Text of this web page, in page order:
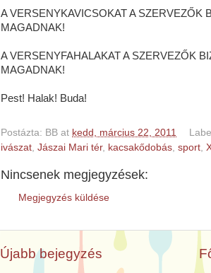
A VERSENYKAVICSOKAT A SZERVEZŐK
MAGADNAK!
A VERSENYFAHALAKAT A SZERVEZŐK
MAGADNAK!
Pest! Halak! Buda!
Postázta: BB at kedd, március 22, 2011
ivászat Jászai Mari tér, kacsakődobás sport
Nincsenek megjegyzések:
Megjegyzés küldése
Újabb bejegyzés